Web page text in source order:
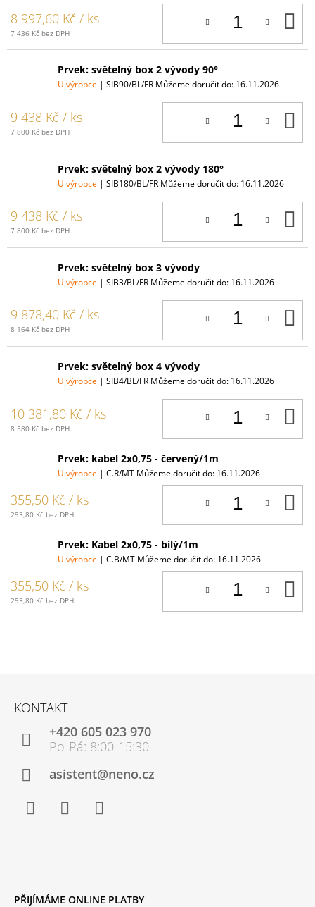
8 997,60 Kč / ks
7 436 Kč bez DPH
Prvek: světelný box 2 vývody 90°
U výrobce | SIB90/BL/FR Můžeme doručit do: 16.11.2026
9 438 Kč / ks
7 800 Kč bez DPH
Prvek: světelný box 2 vývody 180°
U výrobce | SIB180/BL/FR Můžeme doručit do: 16.11.2026
9 438 Kč / ks
7 800 Kč bez DPH
Prvek: světelný box 3 vývody
U výrobce | SIB3/BL/FR Můžeme doručit do: 16.11.2026
9 878,40 Kč / ks
8 164 Kč bez DPH
Prvek: světelný box 4 vývody
U výrobce | SIB4/BL/FR Můžeme doručit do: 16.11.2026
10 381,80 Kč / ks
8 580 Kč bez DPH
Prvek: kabel 2x0,75 - červený/1m
U výrobce | C.R/MT Můžeme doručit do: 16.11.2026
355,50 Kč / ks
293,80 Kč bez DPH
Prvek: Kabel 2x0,75 - bílý/1m
U výrobce | C.B/MT Můžeme doručit do: 16.11.2026
355,50 Kč / ks
293,80 Kč bez DPH
Z
KONTAKT
+420 605 023 970
asistent@neno.cz
PŘIJÍMÁME ONLINE PLATBY